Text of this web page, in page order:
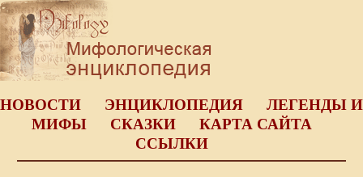
НОВОСТИ ЭНЦИКЛОПЕДИЯ
ЛЕГЕНДЫ И
МИФЫ
СКАЗКИ
КАРТА САЙТА
ССЫЛКИ